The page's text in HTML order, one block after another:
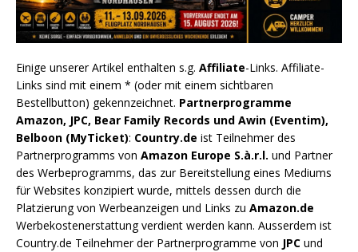
Einige unserer Artikel enthalten s.g. Affiliate-Links. Affiliate-
Links sind mit einem * (oder mit einem sichtbaren
Bestellbutton) gekennzeichnet. Partnerprogramme
Amazon, JPC, Bear Family Records und Awin (Eventim),
Belboon (MyTicket): Country.de ist Teilnehmer des
Partnerprogramms von Amazon Europe S.à.r.l. und Partner
des Werbeprogramms, das zur Bereitstellung eines Mediums
für Websites konzipiert wurde, mittels dessen durch die
Platzierung von Werbeanzeigen und Links zu Amazon.de
Werbekostenerstattung verdient werden kann. Ausserdem ist
Country.de Teilnehmer der Partnerprogramme von JPC und